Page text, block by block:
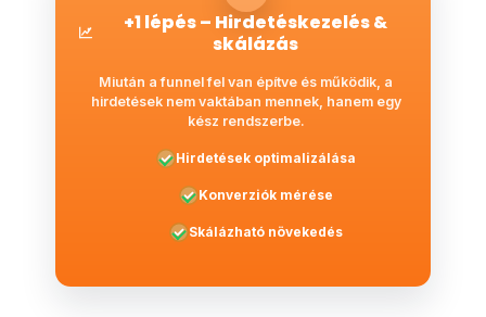
+1 lépés – Hirdetéskezelés &
skálázás
Miután a funnel fel van építve és működik, a
hirdetések nem vaktában mennek, hanem egy
kész rendszerbe.
Hirdetések optimalizálása
Konverziók mérése
Skálázható növekedés